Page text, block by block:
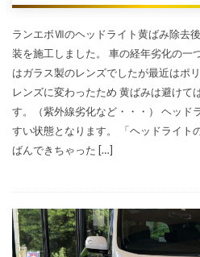
ランエボⅦのヘッドライト黄ばみ除去
装を施工しました。 車の経年劣化の一
はガラス製のレンズでしたが最近はポ
レンズに変わったため 黄ばみは避けて
す。（紫外線劣化など・・・） ヘッド
すい状態となります。 「ヘッドライト
ばんできちゃった […]